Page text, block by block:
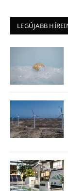
LEGÚJABB